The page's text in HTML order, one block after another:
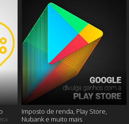
Imposto de renda, Play Store,
Nubank e muito mais